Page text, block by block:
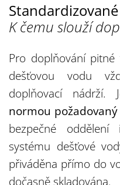
K čemu slouží
Pro doplňování
dešťovou vodu
doplňovací nádrží.
normou
bezpečné
systému dešťové
přiváděna přímo do
dočasně skladována.